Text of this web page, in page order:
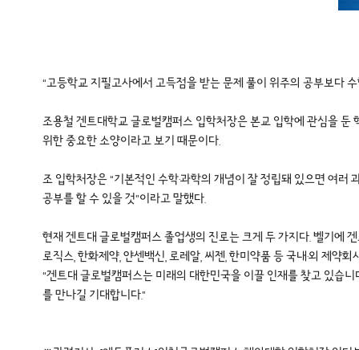
“고등학교 지필고사에서 고득점을 받는 문제 풀이 위주의 공부보다
조용철 겐트대학교 글로벌캠퍼스 입학처장은 본교 입학에 관심을 둔
위한 중요한 소양이라고 보기 때문이다.
조 입학처장은 “기본적인 수학·과학의 개념이 잘 정립돼 있으면 여
공부를 할 수 있을 것”이라고 말했다.
현재 겐트대 글로벌캠퍼스 졸업생의 진로는 크게 두 가지다. 벨기에
로직스, 한화제약, 얀센백신, 로레알, 씨젠, 한미약품 등 국내·외 제약
“겐트대 글로벌캠퍼스는 미래의 대한민국을 이끌 인재를 찾고 있습
를 만나길 기대합니다.”